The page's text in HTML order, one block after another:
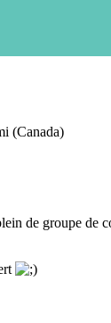
(Canada)
de groupe de